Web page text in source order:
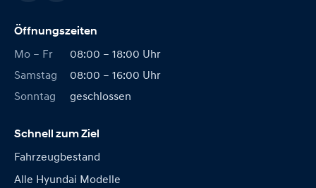
Öffnungszeiten
Mo – Fr
08:00 – 18:00 Uhr
Samstag
08:00 – 16:00 Uhr
Sonntag
geschlossen
Schnell zum Ziel
Fahrzeugbestand
Alle Hyundai Modelle